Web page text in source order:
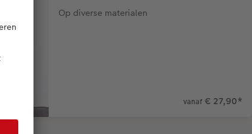
Op diverse materialen
vanaf € 27,90*